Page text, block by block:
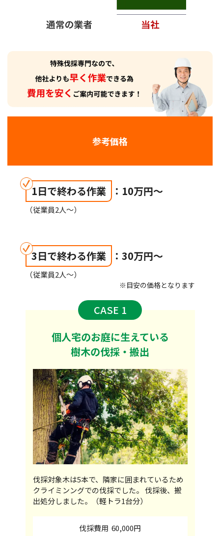
参考価格
1日で終わる作業 ：10万円〜
（従業員2人〜）
3日で終わる作業 ：30万円〜
（従業員2人〜）
※目安の価格となります
CASE 1
個人宅のお庭に生えている
樹木の伐採・搬出
伐採対象木は5本で、隣家に囲まれているため
クライミンングでの伐採でした。 伐採後、搬
出処分しました。（軽トラ1台分）
伐採費用 60,000円